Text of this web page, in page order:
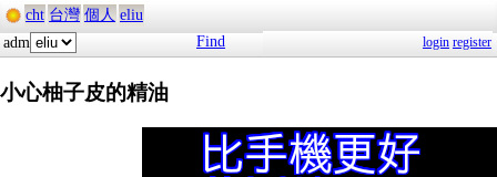
cht 台灣 個人 eliu
adm
Find login register
小心柚子皮的精油